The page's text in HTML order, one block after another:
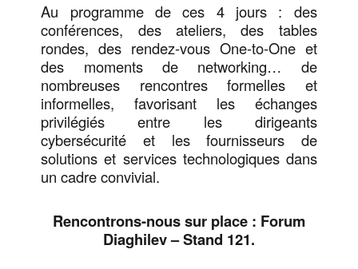
Au programme de ces 4 jours : des
conférences, des ateliers, des tables
rondes, des rendez-vous One-to-One et
des moments de networking… de
nombreuses rencontres formelles et
informelles, favorisant les échanges
privilégiés entre les dirigeants
cybersécurité et les fournisseurs de
solutions et services technologiques dans
un cadre convivial.
Rencontrons-nous sur place : Forum
Diaghilev – Stand 121.